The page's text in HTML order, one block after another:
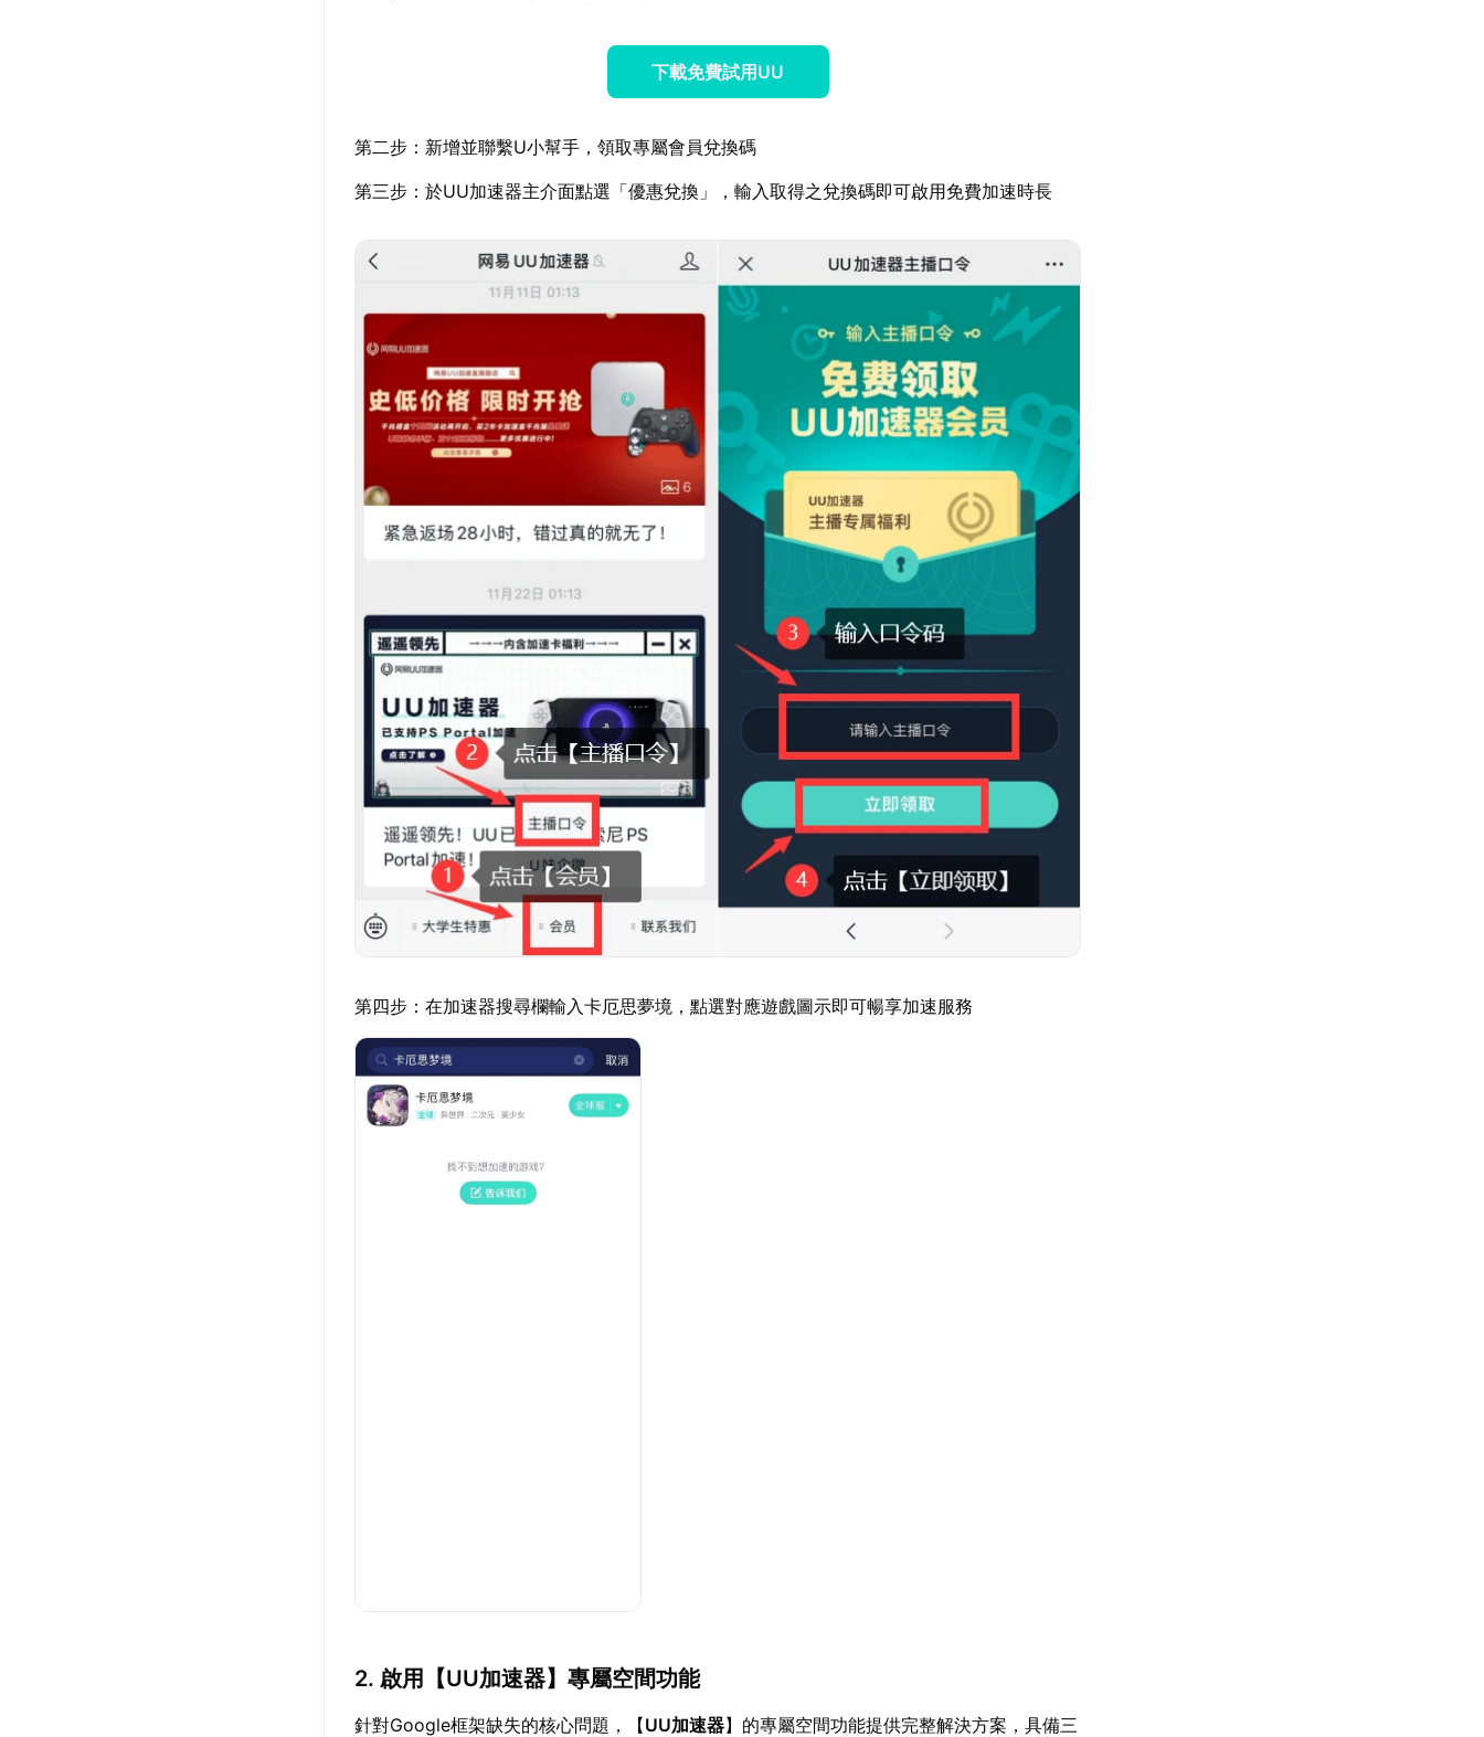
下載免費試用UU
第二步：新增並聯繫U小幫手，領取專屬會員兌換碼
第三步：於UU加速器主介面點選「優惠兌換」，輸入取得之兌換碼即可啟用免費加速時長
第四步：在加速器搜尋欄輸入卡厄思夢境，點選對應遊戲圖示即可暢享加速服務
2. 啟用【UU加速器】專屬空間功能
針對Google框架缺失的核心問題，【UU加速器】的專屬空間功能提供完整解決方案，具備三